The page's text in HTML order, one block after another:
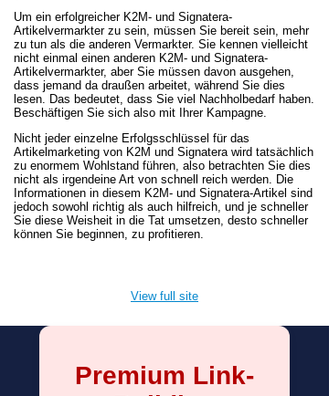
Um ein erfolgreicher K2M- und Signatera-
Artikelvermarkter zu sein, müssen Sie bereit sein, mehr
zu tun als die anderen Vermarkter. Sie kennen vielleicht
nicht einmal einen anderen K2M- und Signatera-
Artikelvermarkter, aber Sie müssen davon ausgehen,
dass jemand da draußen arbeitet, während Sie dies
lesen. Das bedeutet, dass Sie viel Nachholbedarf haben.
Beschäftigen Sie sich also mit Ihrer Kampagne.
Nicht jeder einzelne Erfolgsschlüssel für das
Artikelmarketing von K2M und Signatera wird tatsächlich
zu enormem Wohlstand führen, also betrachten Sie dies
nicht als irgendeine Art von schnell reich werden. Die
Informationen in diesem K2M- und Signatera-Artikel sind
jedoch sowohl richtig als auch hilfreich, und je schneller
Sie diese Weisheit in die Tat umsetzen, desto schneller
können Sie beginnen, zu profitieren.
View full site
Premium Link-